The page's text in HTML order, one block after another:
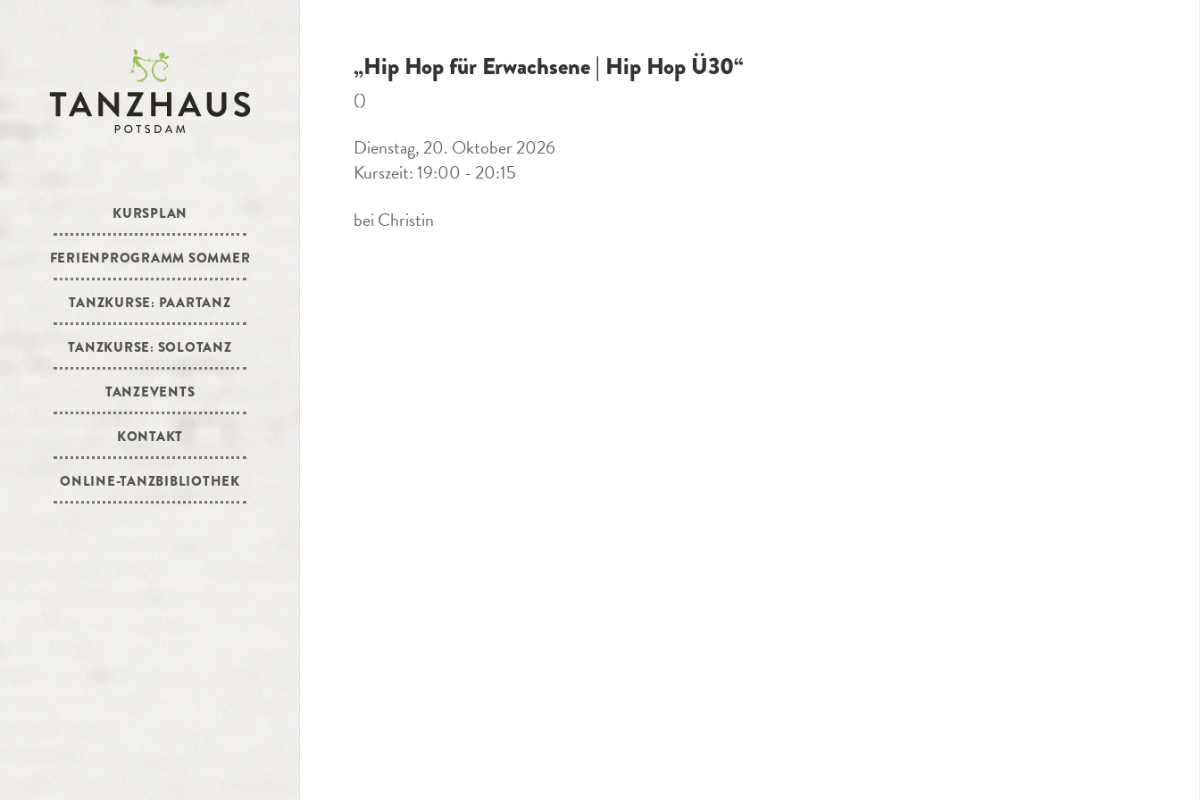
KURSPLAN
FERIENPROGRAMM SOMMER
TANZKURSE: PAARTANZ
TANZKURSE: SOLOTANZ
TANZEVENTS
KONTAKT
ONLINE-TANZBIBLIOTHEK
„Hip Hop für Erwachsene | Hip Hop Ü30“
()
Dienstag, 20. Oktober 2026
Kurszeit: 19:00 - 20:15
bei Christin